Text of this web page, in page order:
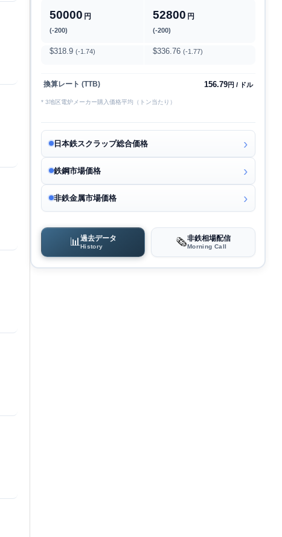
50000 円
(-200)
52800 円
(-200)
$318.9 (-1.74) $336.76 (-1.77)
換算レート (TTB) 156.79円 / ドル
* 3地区電炉メーカー購入価格平均（トン当たり）
日本鉄スクラップ総合価格
鉄鋼市場価格
非鉄金属市場価格
📊 過去データ
History 🗞️非鉄相場配信
Morning Call